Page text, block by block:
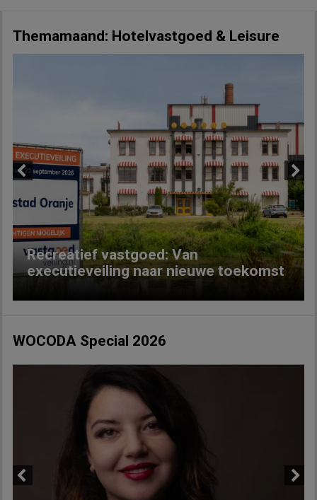
Themamaand: Hotelvastgoed & Leisure
Recreatief vastgoed: Van
executieveiling naar nieuwe toekomst
Next
WOCODA Special 2026